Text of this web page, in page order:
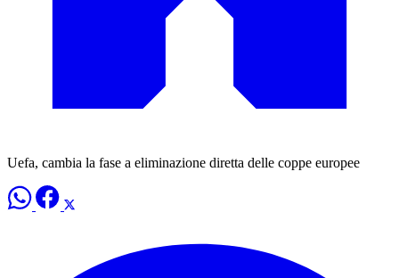
Uefa, cambia la fase a eliminazione diretta delle coppe europee